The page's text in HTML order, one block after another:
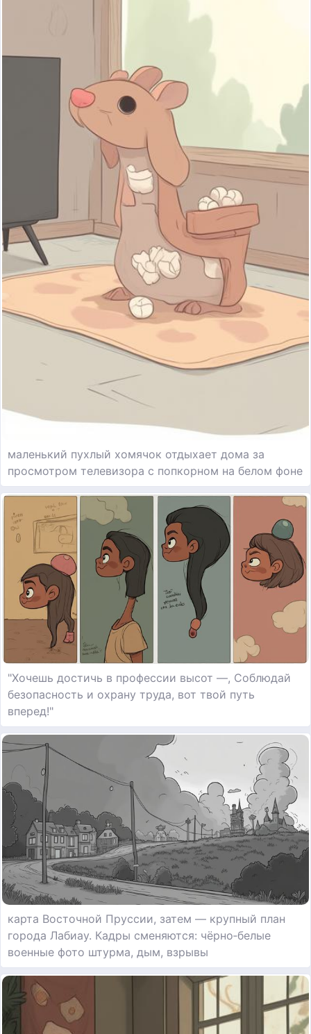
маленький пухлый хомячок отдыхает дома за
просмотром телевизора с попкорном на белом фоне
"Хочешь достичь в профессии высот —, Соблюдай
безопасность и охрану труда, вот твой путь
вперед!"
карта Восточной Пруссии, затем — крупный план
города Лабиау. Кадры сменяются: чёрно‑белые
военные фото штурма, дым, взрывы